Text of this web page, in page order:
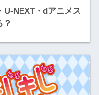
U-NEXT・dアニメス
？